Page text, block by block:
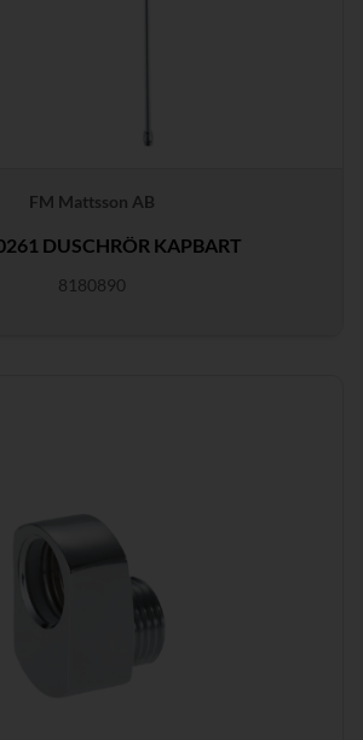
FM Mattsson AB
DUSCHRÖR KAPBART
8180890